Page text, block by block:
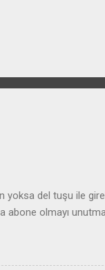
yoksa del tuşu ile
abone olmayı